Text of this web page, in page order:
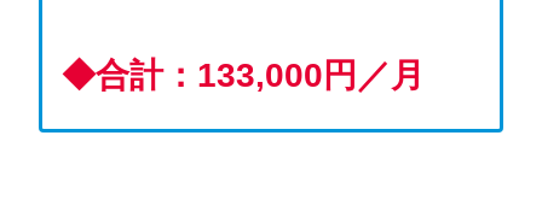
◆合計：133,000円／月